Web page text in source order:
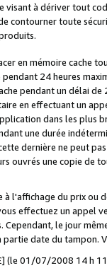
à dériver tout
contourner toute
en mémoire cache
24 heures
pendant un délai
en effectuant un
dans les plus
une durée
dernière ne peut
ouvrés une copie de
à l'affichage du prix
effectuez un appel
le jour
date du tampon.
(le 01/07/2008 14 h